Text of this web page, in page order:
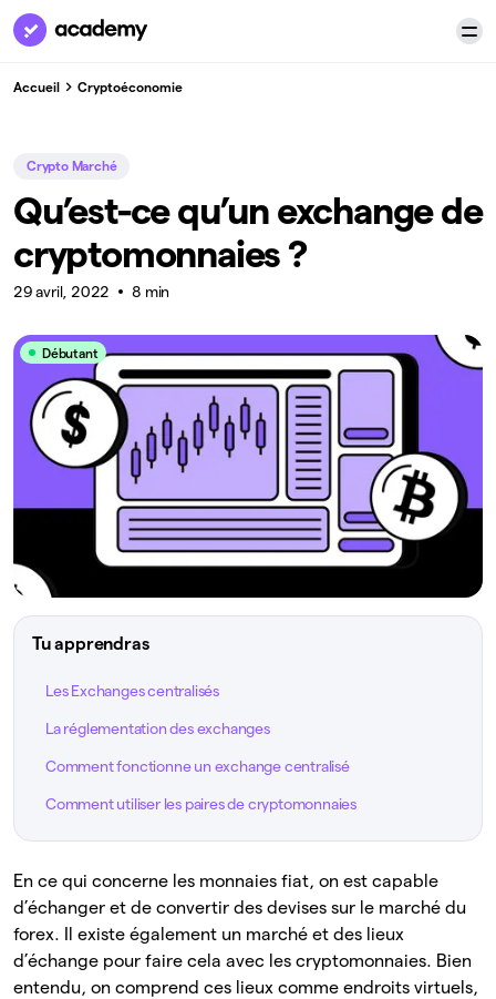
Accueil Cryptoéconomie
Crypto Marché
Qu’est-ce qu’un exchange de
cryptomonnaies ?
29 avril, 2022 8 min
Débutant
Tu apprendras
Les Exchanges centralisés
La réglementation des exchanges
Comment fonctionne un exchange centralisé
Comment utiliser les paires de cryptomonnaies
En ce qui concerne les monnaies fiat, on est capable
d’échanger et de convertir des devises sur le marché du
forex. Il existe également un marché et des lieux
d’échange pour faire cela avec les cryptomonnaies. Bien
entendu, on comprend ces lieux comme endroits virtuels,